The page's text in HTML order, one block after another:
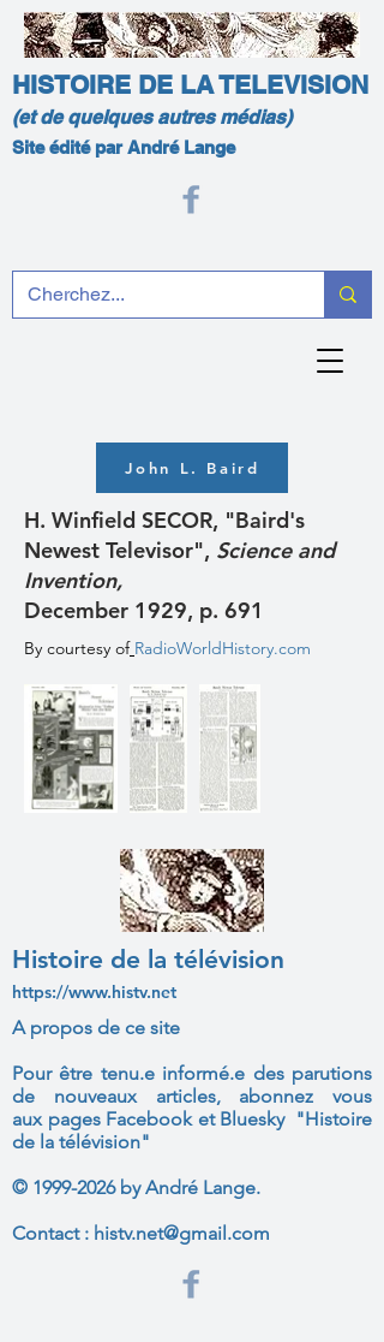
HISTOIRE DE LA TELEVISION
(et de quelques autres médias)
Site édité par André Lange
John L. Baird
H. Winfield SECOR, "Baird's
Newest Televisor", Science and
Invention,
December 1929, p. 691
By courtesy of RadioWorldHistory.com
Histoire de la télévision
https://www.histv.net
A propos de ce site
Pour être tenu.e informé.e des parutions
de nouveaux articles, abonnez vous
aux pages Facebook et Bluesky "Histoire
de la télévision"
© 1999-2026by André Lange.
Contact : histv.net@gmail.com